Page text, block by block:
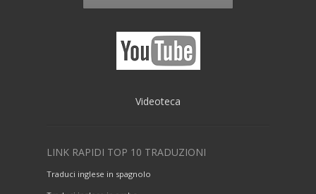
Videoteca
LINK RAPIDI TOP 10 TRADUZIONI
Traduci inglese in spagnolo